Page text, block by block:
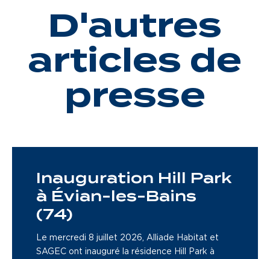
Nos métiers
Notre culture
D'autres
articles de
presse
Inauguration Hill Park
à Évian-les-Bains
(74)
Le mercredi 8 juillet 2026, Alliade Habitat et
SAGEC ont inauguré la résidence Hill Park à